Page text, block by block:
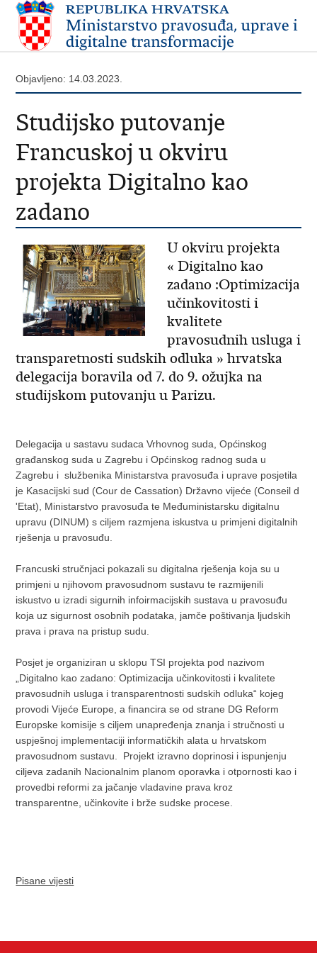
Objavljeno: 14.03.2023.
Studijsko putovanje
Francuskoj u okviru
projekta Digitalno kao
zadano
U okviru projekta
« Digitalno kao
zadano :Optimizacija
učinkovitosti i
kvalitete
pravosudnih usluga i
transparetnosti sudskih odluka » hrvatska
delegacija boravila od 7. do 9. ožujka na
studijskom putovanju u Parizu.
Delegacija u sastavu sudaca Vrhovnog suda, Općinskog
građanskog suda u Zagrebu i Općinskog radnog suda u
Zagrebu i službenika Ministarstva pravosuđa i uprave posjetila
je Kasacijski sud (Cour de Cassation) Državno vijeće (Conseil d
'Etat), Ministarstvo pravosuđa te Međuministarsku digitalnu
upravu (DINUM) s ciljem razmjena iskustva u primjeni digitalnih
rješenja u pravosuđu.
Francuski stručnjaci pokazali su digitalna rješenja koja su u
primjeni u njihovom pravosudnom sustavu te razmijenili
iskustvo u izradi sigurnih infoirmacijskih sustava u pravosuđu
koja uz sigurnost osobnih podataka, jamče poštivanja ljudskih
prava i prava na pristup sudu.
Posjet je organiziran u sklopu TSI projekta pod nazivom
„Digitalno kao zadano: Optimizacija učinkovitosti i kvalitete
pravosudnih usluga i transparentnosti sudskih odluka“ kojeg
provodi Vijeće Europe, a financira se od strane DG Reform
Europske komisije s ciljem unapređenja znanja i stručnosti u
uspješnoj implementaciji informatičkih alata u hrvatskom
pravosudnom sustavu. Projekt izravno doprinosi i ispunjenju
ciljeva zadanih Nacionalnim planom oporavka i otpornosti kao i
provedbi reformi za jačanje vladavine prava kroz
transparentne, učinkovite i brže sudske procese.
Pisane vijesti